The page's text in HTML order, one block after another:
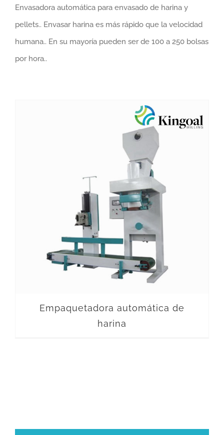
Envasadora automática para envasado de harina y
pellets.. Envasar harina es más rápido que la velocidad
humana.. En su mayoría pueden ser de 100 a 250 bolsas
por hora..
Empaquetadora automática de
harina